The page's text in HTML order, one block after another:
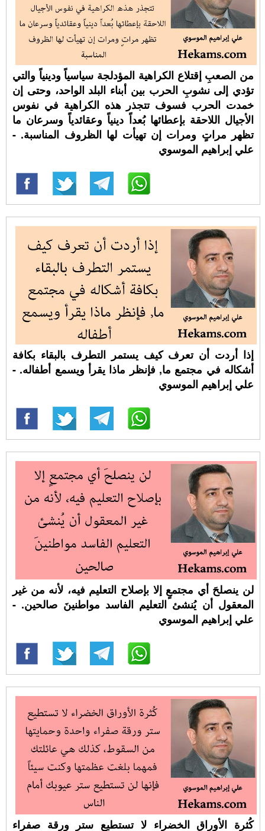
من الصعبِ إقتلاع الكراهية المؤدلجة سياسياً ودينياً والتي
تؤدي إلى نشوبِ الحرب بين أبناء البلد الواحد، وحتى إن
خمدت الحرب فسوف تتجذر هذه الكراهية في نفوس
الأجيال اللاحقة بإعطائها بُعداً دينياً وعقائدياً وسرعان ما
تظهر مراتٍ ومرات إن تهيأت لها الظروف المناسبة. -
علي إبراهيم الموسوي
إذا أردت أن تعرف كيف يستمر التطرف بالبقاء بكافة
أشكاله في مجتمع ما, فإنظر ماذا يقرأ ويسمع أطفاله. -
علي إبراهيم الموسوي
لن ينصلحَ أي مجتمعٍ إلا بإصلاح التعليم فيه، لأنه من غير
المعقول أن يُنشئ التعليم الفاسد مواطنينَ صالحين. -
علي إبراهيم الموسوي
كُثرة الأوراق الخضراء لا تستطيع ستر ورقة صفراء